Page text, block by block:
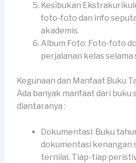
Kesibukan
foto-foto dan info
akademis.
Album Foto: Foto-foto
perjalanan kelas selama
Kegunaan dan Manfaat Buku
Ada banyak manfaat dari buku
diantaranya :
Dokumentasi: Buku
dokumentasi kenangan
ternilai. Tiap-tiap